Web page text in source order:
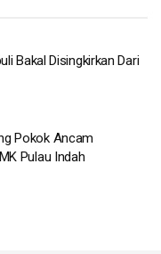
Bakal Disingkirkan Dari
Pokok Ancam
Pulau Indah